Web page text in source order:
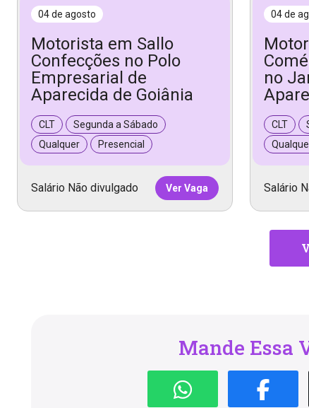
04 de agosto
Motorista em Sallo
Confecções no Polo
Empresarial de
Aparecida de Goiânia
CLT
Segunda a Sábado
Qualquer
Presencial
Salário Não divulgado Ver Vaga
04 de
no
CLT
Salário
Mande Essa